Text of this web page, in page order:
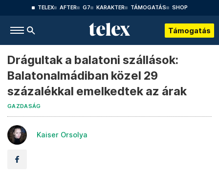
TELEX AFTER G7 KARAKTER TÁMOGATÁS SHOP
Támogatás
Drágultak a balatoni szállások:
Balatonalmádiban közel 29
százalékkal emelkedtek az árak
GAZDASÁG
Kaiser Orsolya